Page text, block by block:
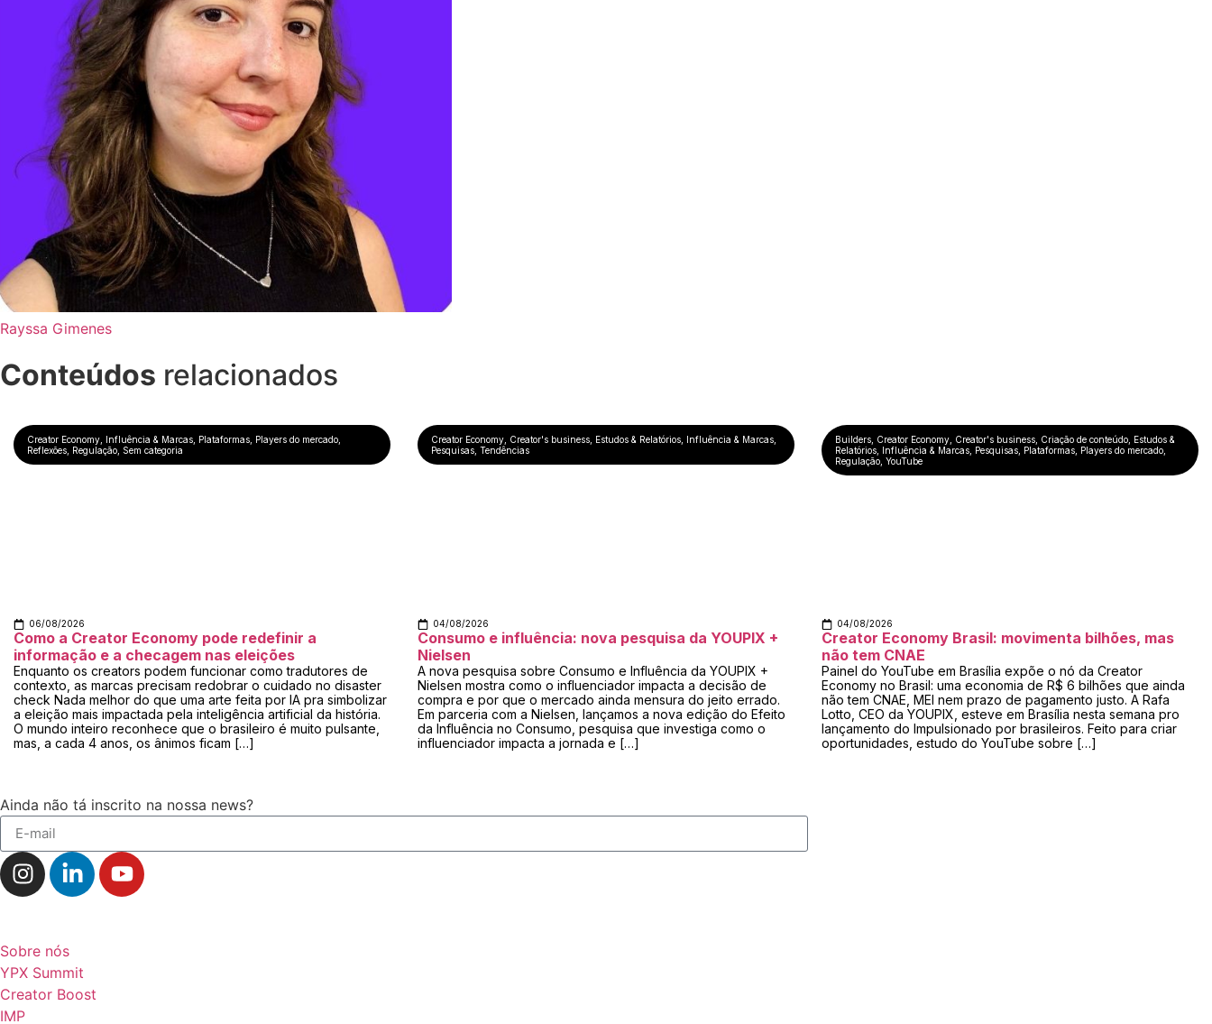
Rayssa Gimenes
Conteúdos relacionados
Creator Economy Influência & Marcas Plataformas Players do mercado
Reflexões Regulação Sem categoria
06/08/2026
Como a Creator Economy pode redefinir a
informação e a checagem nas eleições
Enquanto os creators podem funcionar como tradutores de
contexto, as marcas precisam redobrar o cuidado no disaster
check Nada melhor do que uma arte feita por IA pra simbolizar
a eleição mais impactada pela inteligência artificial da história.
O mundo inteiro reconhece que o brasileiro é muito pulsante,
mas, a cada 4 anos, os ânimos ficam […]
Creator Economy Creator's business Estudos & Relatórios Influência & Marcas
Pesquisas Tendências
04/08/2026
Consumo e influência: nova pesquisa da YOUPIX +
Nielsen
A nova pesquisa sobre Consumo e Influência da YOUPIX +
Nielsen mostra como o influenciador impacta a decisão de
compra e por que o mercado ainda mensura do jeito errado.
Em parceria com a Nielsen, lançamos a nova edição do Efeito
da Influência no Consumo, pesquisa que investiga como o
influenciador impacta a jornada e […]
Builders Creator Economy Creator's business Criação de conteúdo Estudos &
Relatórios Influência & Marcas Pesquisas Plataformas Players do mercado
Regulação YouTube
04/08/2026
Creator Economy Brasil: movimenta bilhões, mas
não tem CNAE
Painel do YouTube em Brasília expõe o nó da Creator
Economy no Brasil: uma economia de R$ 6 bilhões que ainda
não tem CNAE, MEI nem prazo de pagamento justo. A Rafa
Lotto, CEO da YOUPIX, esteve em Brasília nesta semana pro
lançamento do Impulsionado por brasileiros. Feito para criar
oportunidades, estudo do YouTube sobre […]
Ainda não tá inscrito na nossa news?
Sobre nós
YPX Summit
Creator Boost
IMP